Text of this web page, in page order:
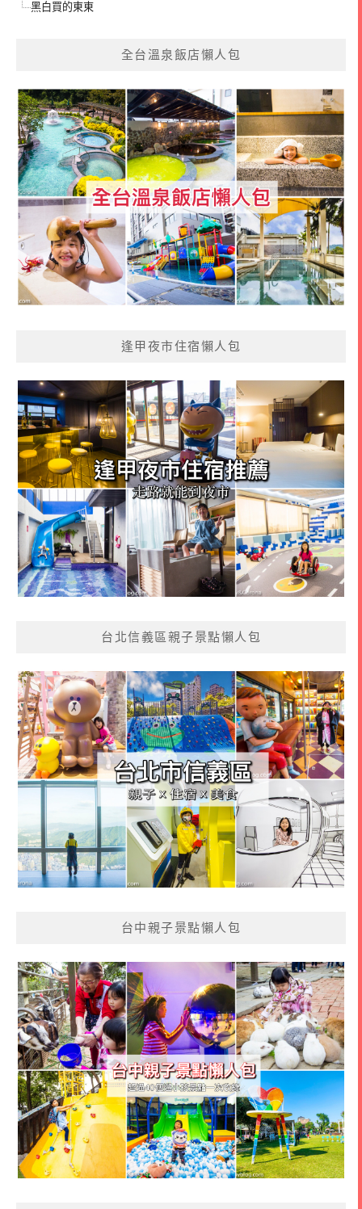
黑白買的東東
全台溫泉飯店懶人包
逢甲夜市住宿懶人包
台北信義區親子景點懶人包
台中親子景點懶人包